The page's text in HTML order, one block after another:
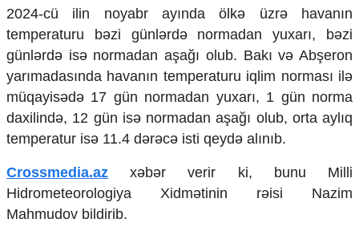
Multimedia
Foto
Video
İnfoqrafika
Podcast
Humanitar
Elm və təhsil
Mədəniyyət
Diaspor
Yüksəliş hekayəsi
Mədəniyyətimizin Zəfəri
2024-cü ilin noyabr ayında ölkə üzrə havanın
temperaturu bəzi günlərdə normadan yuxarı, bəzi
günlərdə isə normadan aşağı olub. Bakı və Abşeron
yarımadasında havanın temperaturu iqlim norması ilə
müqayisədə 17 gün normadan yuxarı, 1 gün norma
daxilində, 12 gün isə normadan aşağı olub, orta aylıq
temperatur isə 11.4 dərəcə isti qeydə alınıb.
Crossmedia.az
xəbər verir ki, bunu Milli
Hidrometeorologiya Xidmətinin rəisi Nazim
Mahmudov bildirib.